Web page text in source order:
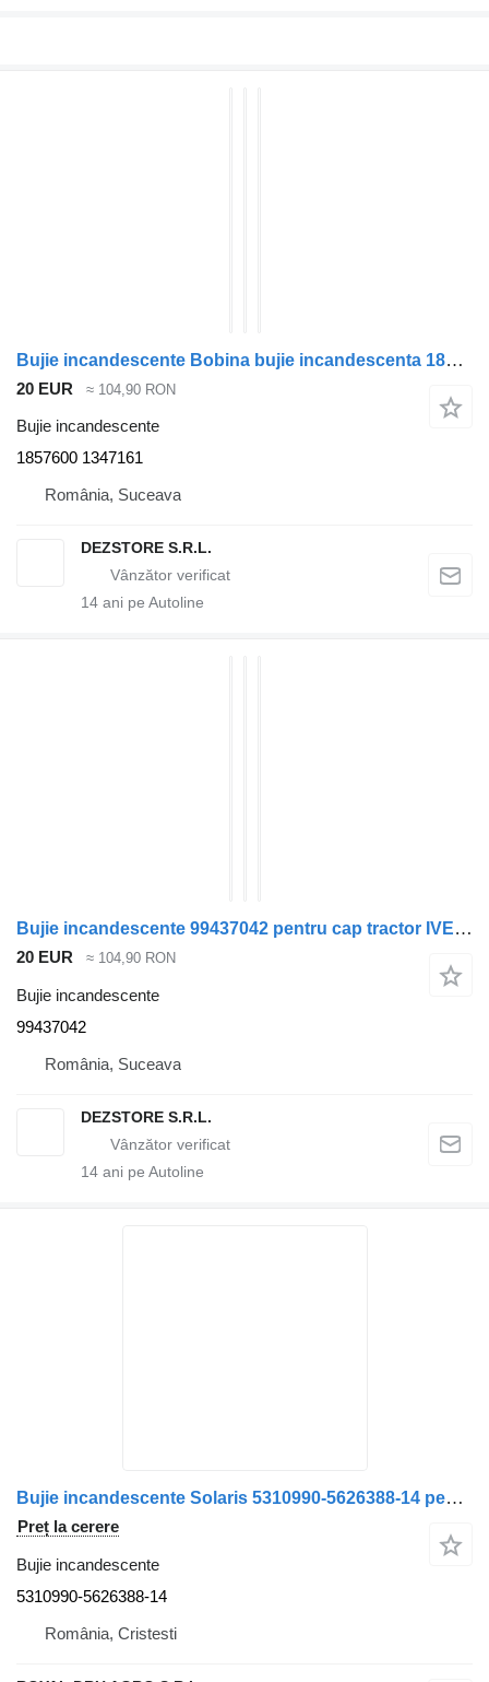
Bujie incandescente Bobina bujie incandescenta 1857600 pentru cap tractor DAF XF105
20 EUR ≈ 104,90 RON
Bujie incandescente
1857600 1347161
România, Suceava
DEZSTORE S.R.L.
14 ani pe Autoline
Bujie incandescente 99437042 pentru cap tractor IVECO STRALIS
20 EUR ≈ 104,90 RON
Bujie incandescente
99437042
România, Suceava
DEZSTORE S.R.L.
14 ani pe Autoline
Bujie incandescente Solaris 5310990-5626388-14 pentru camion
Preț la cerere
Bujie incandescente
5310990-5626388-14
România, Cristesti